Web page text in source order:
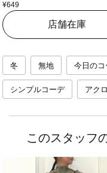
¥649
店舗在庫
冬 無地 今日のコ
シンプルコーデ アク
このスタッフ